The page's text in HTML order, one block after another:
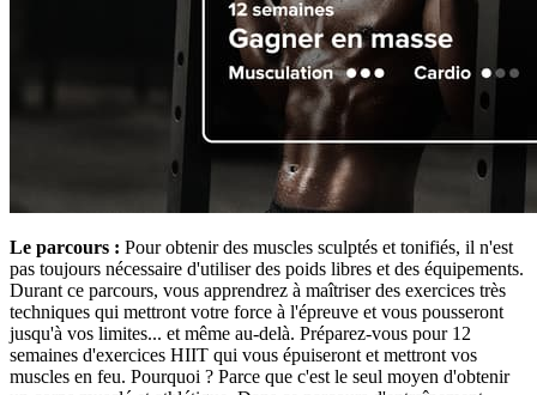
Le parcours : Pour obtenir des muscles sculptés et tonifiés, il n'est
pas toujours nécessaire d'utiliser des poids libres et des équipements.
Durant ce parcours, vous apprendrez à maîtriser des exercices très
techniques qui mettront votre force à l'épreuve et vous pousseront
jusqu'à vos limites... et même au-delà. Préparez-vous pour 12
semaines d'exercices HIIT qui vous épuiseront et mettront vos
muscles en feu. Pourquoi ? Parce que c'est le seul moyen d'obtenir